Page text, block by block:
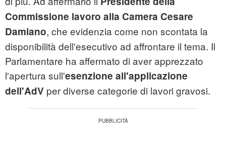
Commissione lavoro alla Camera Cesare
Damiano, che evidenzia come non scontata la
disponibilità dell'esecutivo ad affrontare il tema. Il
Parlamentare ha affermato di aver apprezzato
l'apertura sull'esenzione all'applicazione
dell'AdV per diverse categorie di lavori gravosi.